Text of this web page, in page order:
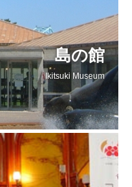
島の館
Ikitsuki Museum